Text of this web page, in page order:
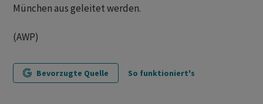
München aus geleitet werden.
(AWP)
Bevorzugte Quelle So funktioniert's